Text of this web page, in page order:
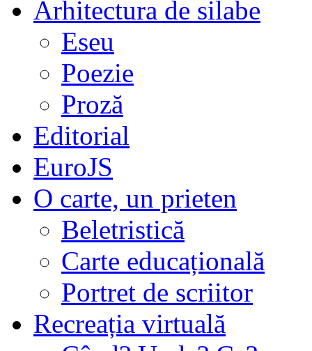
Arhitectura de silabe
Eseu
Poezie
Proză
Editorial
EuroJS
O carte, un prieten
Beletristică
Carte educațională
Portret de scriitor
Recreația virtuală